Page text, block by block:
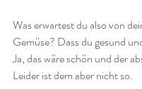
Was erwartest du also von
Gemüse? Dass du gesund
Ja, das wäre schön und der
Leider ist dem aber nicht so.